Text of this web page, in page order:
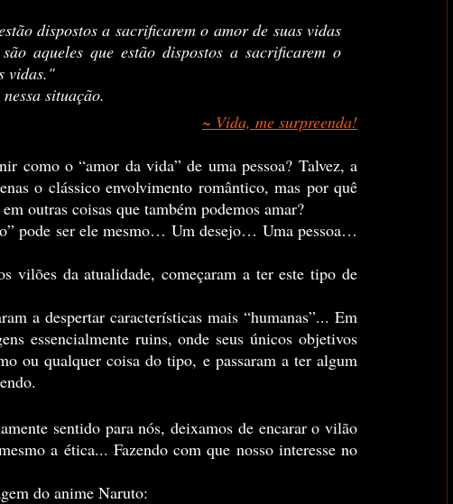
dispostos a sacrificarem o amor de suas vidas
aqueles que estão dispostos a sacrificarem o
vidas."
situação.
~ Vida, me surpreenda!
o clássico envolvimento romântico, mas por quê
outras coisas que também podemos amar?
essencialmente ruins, onde seus únicos objetivos
ou qualquer coisa do tipo, e passaram a ter algum
a ética... Fazendo com que nosso interesse no
do anime Naruto: